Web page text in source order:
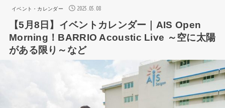
イベント・カレンダー 2025.05.08
【5月8日】イベントカレンダー｜AIS Open
Morning！BARRIO Acoustic Live ～空に太陽
がある限り～など